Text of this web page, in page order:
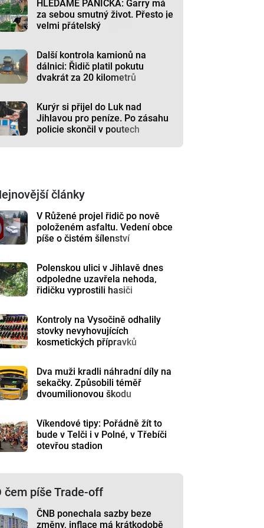
HLEDÁME PÁNÍČKA: Garry má
za sebou smutný život. Přesto je
velmi přátelský
Další kontrola kamionů na
dálnici: Řidič platil pokutu
dvakrát za 20 kilometrů
Kurýr si přijel do Luk nad
Jihlavou pro peníze. Po zásahu
policie skončil v poutech
články
V Růžené projel řidič po nově
položeném asfaltu. Vedení obce
píše o čistém šílenství
Polenskou ulici v Jihlavě dnes
odpoledne uzavřela nehoda,
řidičku vyprostili hasiči
Kontroly na Vysočině odhalily
stovky nevyhovujících
kosmetických přípravků
Dva muži kradli náhradní díly na
sekačky. Způsobili téměř
dvoumilionovou škodu
Víkendové tipy: Pořádně žít to
bude v Telči i v Polné, v Třebíči
otevřou stadion
čem píše Trade-off
ČNB ponechala sazby beze
změny, inflace má krátkodobě